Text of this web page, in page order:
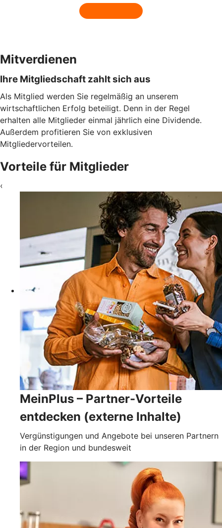
Mitverdienen
Ihre Mitgliedschaft zahlt sich aus
Als Mitglied werden Sie regelmäßig an unserem
wirtschaftlichen Erfolg beteiligt. Denn in der Regel
erhalten alle Mitglieder einmal jährlich eine Dividende.
Außerdem profitieren Sie von exklusiven
Mitgliedervorteilen.
Vorteile für Mitglieder
‹
MeinPlus – Partner-Vorteile
entdecken (externe Inhalte)
Vergünstigungen und Angebote bei unseren Partnern
in der Region und bundesweit